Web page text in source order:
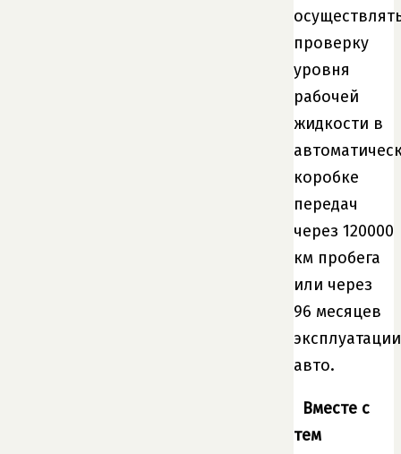
проверку
уровня
рабочей
жидкости в
коробке
передач
через 120000
км пробега
или через
96 месяцев
эксплуатации
авто.
Вместе с
тем